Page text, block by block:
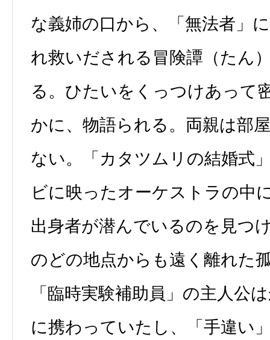
な義姉の口から、「無法者」
れ救いだされる冒険譚（たん
る。ひたいをくっつけあって
かに、物語られる。両親は部
ない。「カタツムリの結婚式
ビに映ったオーケストラの中
出身者が潜んでいるのを見つ
のどの地点からも遠く離れた
「臨時実験補助員」の主人公
に携わっていたし、「手違い